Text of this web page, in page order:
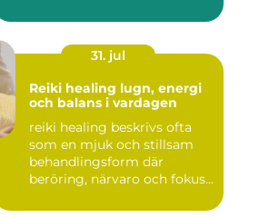
31. jul
Reiki healing lugn, energi
och balans i vardagen
reiki healing beskrivs ofta
som en mjuk och stillsam
behandlingsform där
beröring, närvaro och fokus...